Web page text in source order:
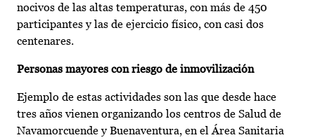
nocivos de las altas temperaturas, con más de 450
participantes y las de ejercicio físico, con casi dos
centenares.
Personas mayores con riesgo de inmovilización
Ejemplo de estas actividades son las que desde hace
tres años vienen organizando los centros de Salud de
Navamorcuende y Buenaventura, en el Área Sanitaria